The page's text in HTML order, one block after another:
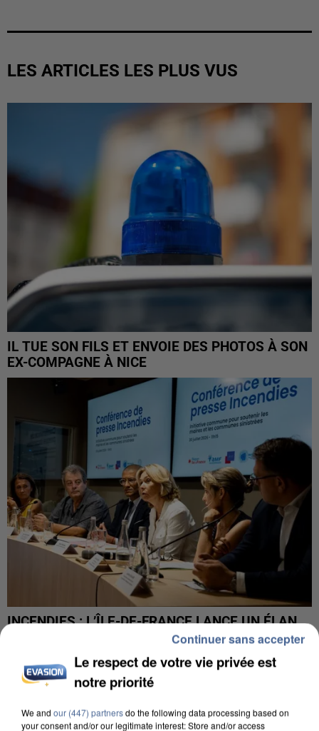
LES ARTICLES LES PLUS VUS
IL TUE SON FILS ET ENVOIE DES PHOTOS À SON
EX-COMPAGNE À NICE
INCENDIES : L’ÎLE-DE-FRANCE LANCE UN ÉLAN
DE SOLIDARITÉ AVEC LES...
Le respect de votre vie privée est
notre priorité
We and our (447) partnersdo the following data processing based on
your consent and/or our legitimate interest: Store and/or access
Continuer sans accepter